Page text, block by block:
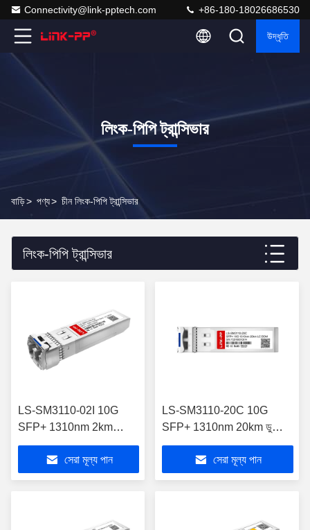
Connectivity@link-pptech.com +86-180-18026686530
উদ্ধৃতি
লিংক-পিপি ট্রান্সিভার
বাড়ি> পণ্য> চীন লিংক-পিপি ট্রান্সিভার
লিংক-পিপি ট্রান্সিভার
LS-SM3110-02I 10G
SFP+ 1310nm 2km
DOM ডুপ্লেক্স LC SMF
সেরা মূল্য পান
LS-SM3110-20C 10G
SFP+ 1310nm 20km ডুপ্লেক্স
LC DOM SMF ট্রান্সসিভার
সেরা মূল্য পান